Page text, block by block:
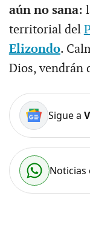
aún no sana:
territorial del
Elizondo.
Dios, vendrán
Sigue a
Noticias